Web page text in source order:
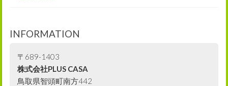
INFORMATION
〒689-1403
株式会社PLUS CASA
鳥取県智頭町南方442